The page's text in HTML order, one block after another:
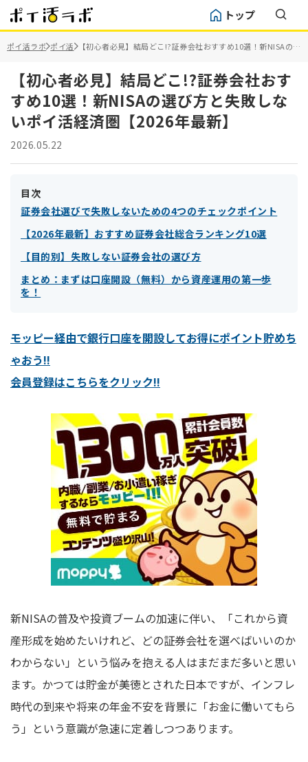
トップ
ポイ活ラボ ポイ活 【初心者必見】結局どこ!?証券会社おすすめ10選！新NISAの選
び方と失敗しないポイ活経済圏【2026年最新】
【初心者必見】結局どこ!?証券会社おす
すめ10選！新NISAの選び方と失敗しな
いポイ活経済圏【2026年最新】
2026.05.22
目次
証券会社選びで失敗しないための4つのチェックポイント
【2026年最新】おすすめ証券会社総合ランキング10選
【目的別】失敗しない証券会社の選び方
まとめ：まずは口座開設（無料）から資産運用の第一歩
を！
モッピー経由で銀行口座を開設してお得にポイント貯めち
ゃおう!!
会員登録はこちらをクリック!!
新NISAの普及や投資ブームの加速に伴い、「これから資
産形成を始めたいけれど、どの証券会社を選べばいいのか
わからない」という悩みを抱える人はまだまだ多いと思い
ます。かつては貯金が美徳とされた日本ですが、インフレ
時代の到来や将来の年金不安を背景に「お金に働いてもら
う」という意識が急速に定着しつつあります。